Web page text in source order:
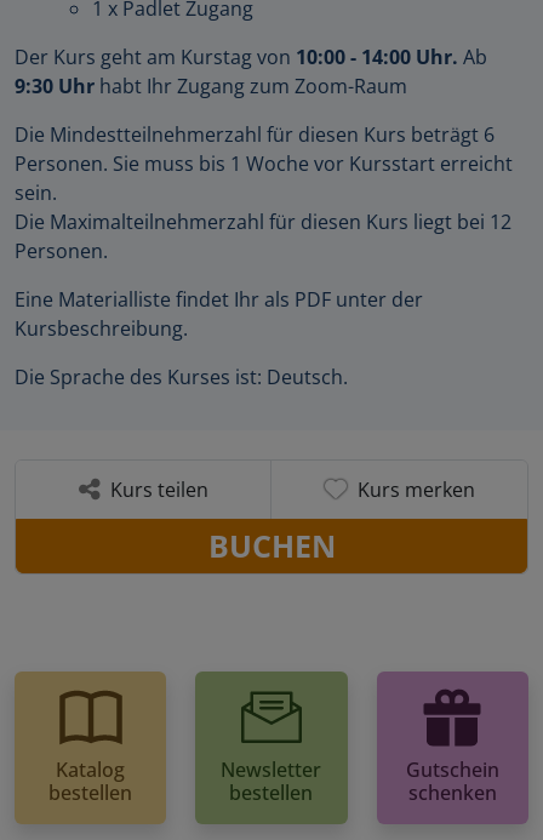
1 x Padlet Zugang
Der Kurs geht am Kurstag von 10:00 - 14:00 Uhr. Ab
9:30 Uhr habt Ihr Zugang zum Zoom-Raum
Die Mindestteilnehmerzahl für diesen Kurs beträgt 6
Personen. Sie muss bis 1 Woche vor Kursstart erreicht
sein.
Die Maximalteilnehmerzahl für diesen Kurs liegt bei 12
Personen.
Eine Materialliste findet Ihr als PDF unter der
Kursbeschreibung.
Die Sprache des Kurses ist: Deutsch.
Kurs teilen Kurs merken
BUCHEN
Katalog
bestellen
Newsletter
bestellen
Gutschein
schenken